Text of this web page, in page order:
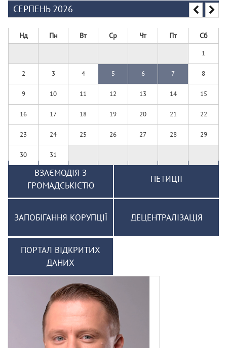
СЕРПЕНЬ 2026
Нд Пн Вт Ср Чт Пт Сб
1
2 3 4 5 6 7 8
9 10 11 12 13 14 15
16 17 18 19 20 21 22
23 24 25 26 27 28 29
30 31
ВЗАЄМОДІЯ З
ГРОМАДСЬКІСТЮ
ПЕТИЦІЇ
ЗАПОБІГАННЯ КОРУПЦІЇ ДЕЦЕНТРАЛІЗАЦІЯ
ПОРТАЛ ВІДКРИТИХ
ДАНИХ